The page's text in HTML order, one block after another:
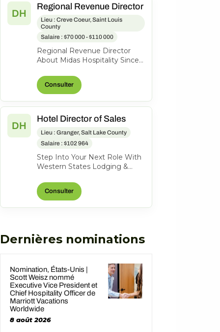
DH
Regional Revenue Director
Lieu : Creve Coeur, Saint Louis
County
Salaire : $70 000 - $110 000
Regional Revenue Director
About Midas Hospitality Since
award-winning hotel
management...
Consulter
DH
Hotel Director of Sales
Lieu : Granger, Salt Lake County
Salaire : $102 964
Step Into Your Next Role With
Western States Lodging &
time Hotel Director of Sales in
West...
Consulter
Dernières nominations
Nomination, États-Unis |
Scott Weisz nommé
Executive Vice President et
Chief Hospitality Officer de
Marriott Vacations
Worldwide
8 août 2026